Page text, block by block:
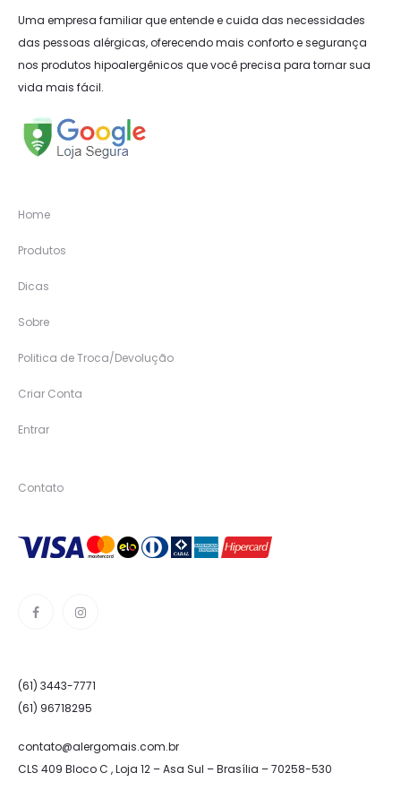
Uma empresa familiar que entende e cuida das necessidades
das pessoas alérgicas, oferecendo mais conforto e segurança
nos produtos hipoalergênicos que você precisa para tornar sua
vida mais fácil.
Home
Produtos
Dicas
Sobre
Politica de Troca/Devolução
Criar Conta
Entrar
Contato
(61) 3443-7771
(61) 96718295
contato@alergomais.com.br
CLS 409 Bloco C , Loja 12 – Asa Sul – Brasília – 70258-530